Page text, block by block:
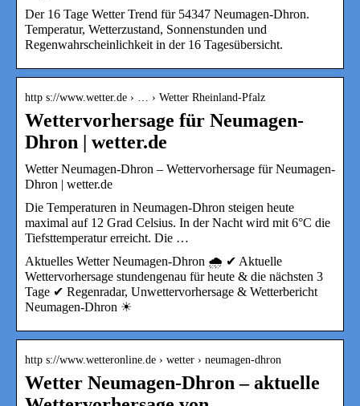
Der 16 Tage Wetter Trend für 54347 Neumagen-Dhron.
Temperatur, Wetterzustand, Sonnenstunden und
Regenwahrscheinlichkeit in der 16 Tagesübersicht.
http s://www.wetter.de › … › Wetter Rheinland-Pfalz
Wettervorhersage für Neumagen-
Dhron | wetter.de
Wetter Neumagen-Dhron – Wettervorhersage für Neumagen-
Dhron | wetter.de
Die Temperaturen in Neumagen-Dhron steigen heute
maximal auf 12 Grad Celsius. In der Nacht wird mit 6°C die
Tiefsttemperatur erreicht. Die …
Aktuelles Wetter Neumagen-Dhron 🌧️ ✔ Aktuelle
Wettervorhersage stundengenau für heute & die nächsten 3
Tage ✔ Regenradar, Unwettervorhersage & Wetterbericht
Neumagen-Dhron ☀
http s://www.wetteronline.de › wetter › neumagen-dhron
Wetter Neumagen-Dhron – aktuelle